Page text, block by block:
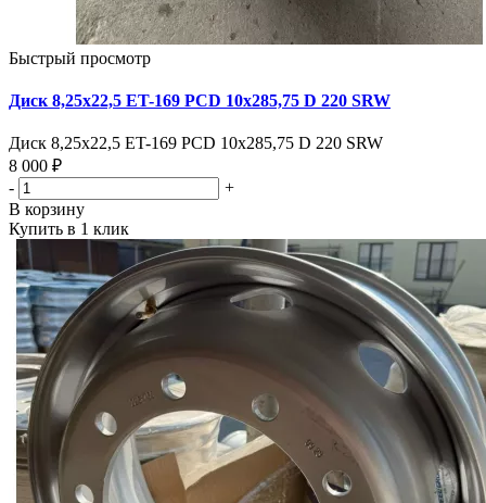
Быстрый просмотр
Диск 8,25х22,5 ET-169 PCD 10x285,75 D 220 SRW
Диск 8,25х22,5 ET-169 PCD 10x285,75 D 220 SRW
8 000 ₽
-
+
В корзину
Купить в 1 клик